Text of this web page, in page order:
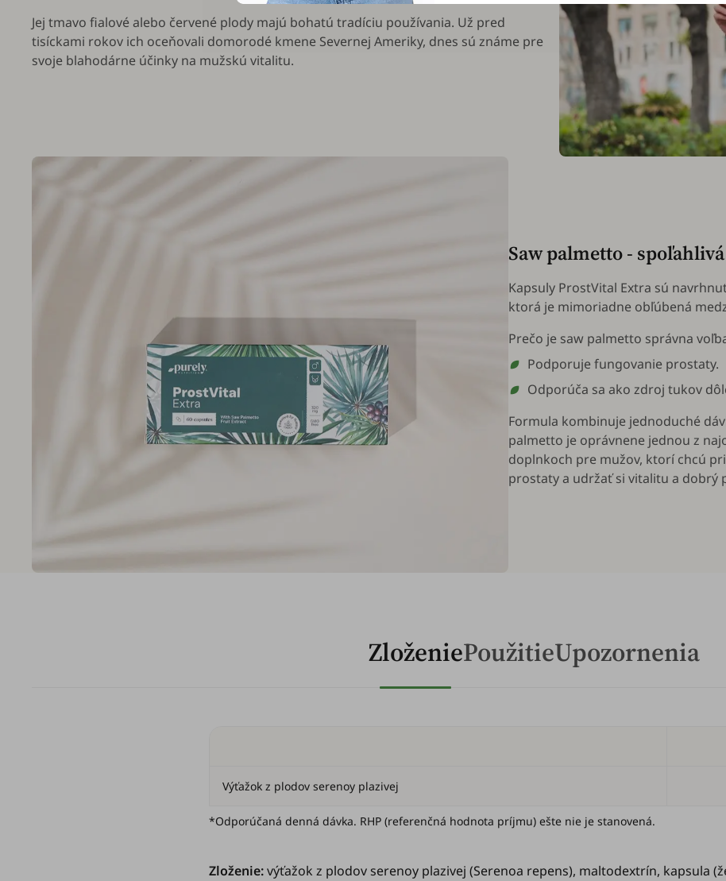
Jej tmavo fialové alebo červené plody majú bohatú tradíciu používania. Už pred
tisíckami rokov ich oceňovali domorodé kmene Severnej Ameriky, dnes sú známe pre
svoje blahodárne účinky na mužskú vitalitu.
Saw palmetto -
Kapsuly ProstVital Extra sú
ktorá je mimoriadne obľúbená
Prečo je saw palmetto správna
Podporuje fungovanie prostaty.
Odporúča sa ako zdroj tukov
Formula kombinuje jednoduché
palmetto je oprávnene jednou z
doplnkoch pre mužov, ktorí chcú
prostaty a udržať si vitalitu a dobrý
ZloženiePoužitieUpozornenia
Výťažok z plodov serenoy plazivej
*Odporúčaná denná dávka. RHP (referenčná hodnota príjmu) ešte nie je stanovená.
Zloženie:výťažok z plodov serenoy plazivej (Serenoa repens), maltodextrín, kapsula